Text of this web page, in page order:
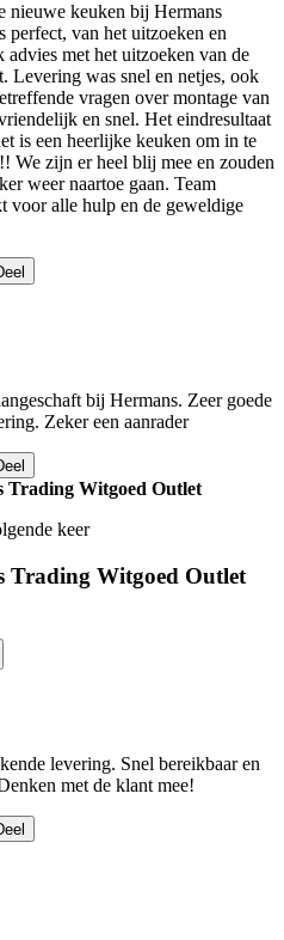
nieuwe keuken bij Hermans
perfect, van het uitzoeken en
advies met het uitzoeken van de
Levering was snel en netjes, ook
vragen over montage van
en snel. Het eindresultaat
is een heerlijke keuken om in te
We zijn er heel blij mee en zouden
weer naartoe gaan. Team
voor alle hulp en de geweldige
bij Hermans. Zeer goede
Zeker een aanrader
Trading Witgoed Outlet
keer
Trading Witgoed Outlet
levering. Snel bereikbaar en
met de klant mee!